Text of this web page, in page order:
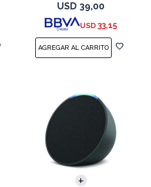
USD 39,00
USD 33,15